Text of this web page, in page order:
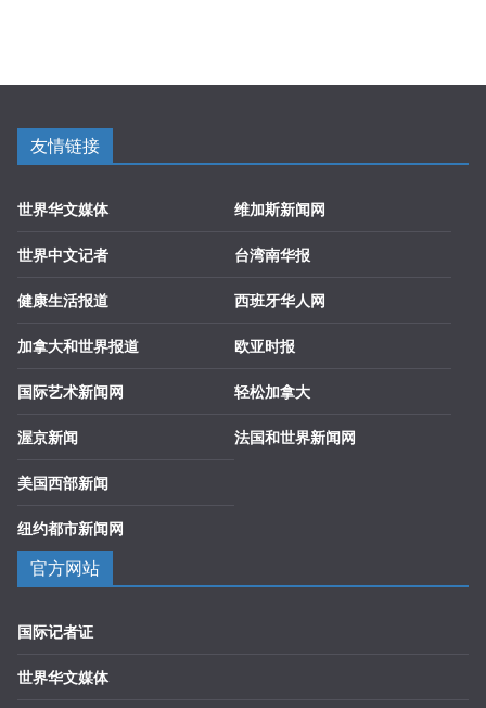
友情链接
世界华文媒体
世界中文记者
健康生活报道
加拿大和世界报道
国际艺术新闻网
渥京新闻
美国西部新闻
纽约都市新闻网
维加斯新闻网
台湾南华报
西班牙华人网
欧亚时报
轻松加拿大
法国和世界新闻网
官方网站
国际记者证
世界华文媒体